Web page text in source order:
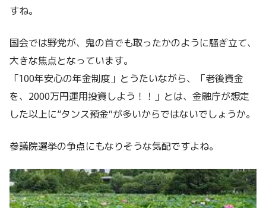
すね。
国会では野党が、鬼の首でも取ったかのように騒ぎ立て、
大きな焦点となっています。
「100年安心の年金制度」とうたいながら、「老後資金
を、2000万円運用投資しよう！！」とは、金融庁が想定
した以上に“タンス預金”が多いからではないでしょうか。
参議院選挙の争点にもなりそうな気配ですよね。